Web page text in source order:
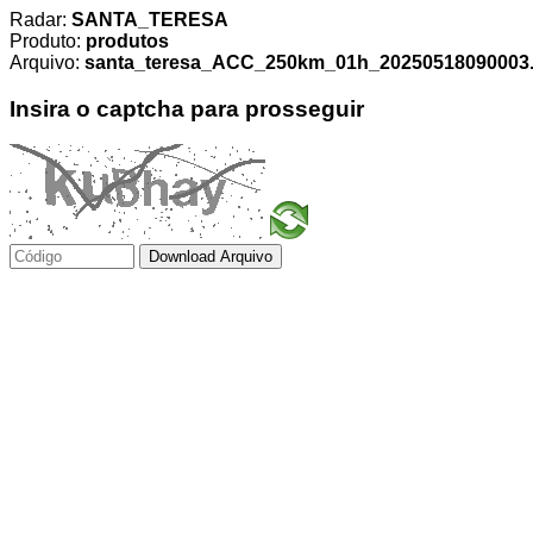
Radar: SANTA_TERESA
Produto: produtos
Arquivo:
Insira o captcha para prosseguir